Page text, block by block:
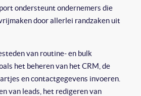
ondersteunt ondernemers die
door allerlei randzaken uit
van routine- en bulk
het beheren van het CRM, de
en contactgegevens invoeren.
van leads, het redigeren van